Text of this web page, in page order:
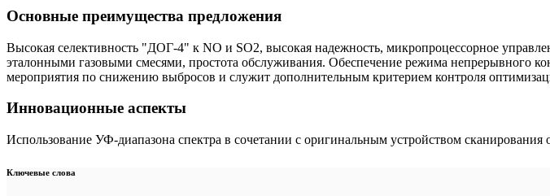
Основные преимущества предложения
Высокая селективность "ДОГ-4" к NO и SO2, высокая надежность, микропроцессорное
эталонными газовыми смесями, простота обслуживания. Обеспечение режима непрерывного
мероприятия по снижению выбросов и служит дополнительным критерием контроля
Инновационные аспекты
Использование УФ-диапазона спектра в сочетании с оригинальным устройством сканирования
Ключевые слова